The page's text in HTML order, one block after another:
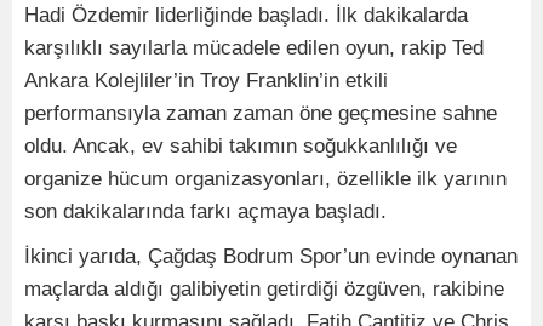
Hadi Özdemir liderliğinde başladı. İlk dakikalarda
karşılıklı sayılarla mücadele edilen oyun, rakip Ted
Ankara Kolejliler’in Troy Franklin’in etkili
performansıyla zaman zaman öne geçmesine sahne
oldu. Ancak, ev sahibi takımın soğukkanlılığı ve
organize hücum organizasyonları, özellikle ilk yarının
son dakikalarında farkı açmaya başladı.
İkinci yarıda, Çağdaş Bodrum Spor’un evinde oynanan
maçlarda aldığı galibiyetin getirdiği özgüven, rakibine